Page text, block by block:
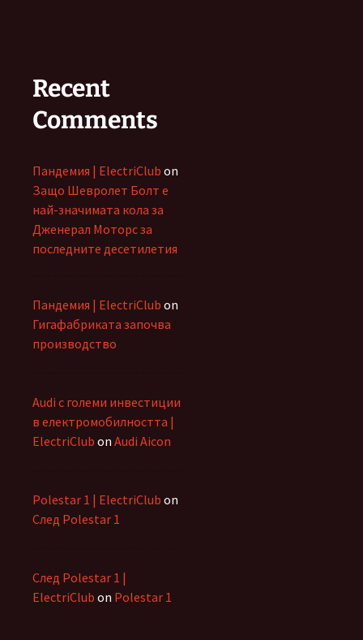
Recent
Comments
Пандемия | ElectriClub on
Защо Шевролет Болт е
най-значимата кола за
Дженерал Моторс за
последните десетилетия
Пандемия | ElectriClub on
Гигафабриката започва
производство
Audi с големи инвестиции
в електромобилността |
ElectriClub on Audi Aicon
Polestar 1 | ElectriClub on
След Polestar 1
След Polestar 1 |
ElectriClub on Polestar 1